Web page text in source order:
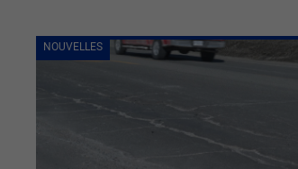
NOUVELLES